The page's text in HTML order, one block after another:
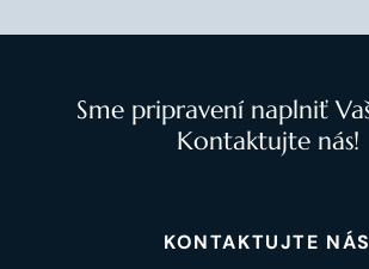
Sme pripravení naplniť
Kontaktujte nás!
KONTAKTUJTE NÁS